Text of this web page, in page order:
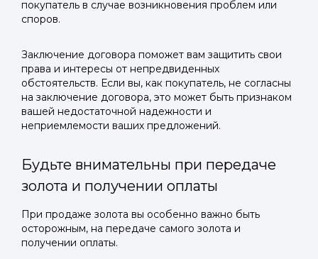
покупатель в случае возникновения проблем или
споров.
Заключение договора поможет вам защитить свои
права и интересы от непредвиденных
обстоятельств. Если вы, как покупатель, не согласны
на заключение договора, это может быть признаком
вашей недостаточной надежности и
неприемлемости ваших предложений.
Будьте внимательны при передаче
золота и получении оплаты
При продаже золота вы особенно важно быть
осторожным, на передаче самого золота и
получении оплаты.